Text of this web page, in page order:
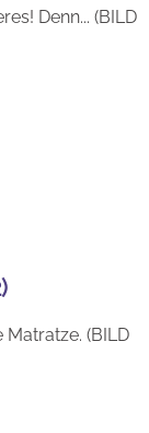
Denn... (BILD
(BILD